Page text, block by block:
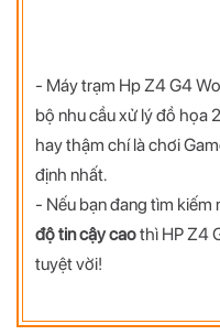
- Máy trạm Hp Z4 G4
bộ nhu cầu xử lý đồ họa
hay thậm chí là chơi
định nhất.
- Nếu bạn đang tìm kiếm
độ tin cậy caothì HP Z4
tuyệt vời!